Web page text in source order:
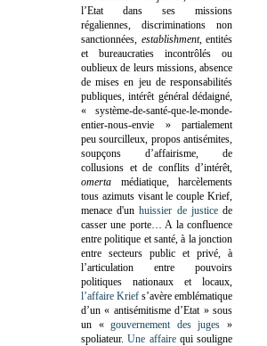
l’Etat dans ses missions
régaliennes, discriminations non
sanctionnées, establishment, entités
et bureaucraties incontrôlés ou
oublieux de leurs missions, absence
de mises en jeu de responsabilités
publiques, intérêt général dédaigné,
« système-de-santé-que-le-monde-
entier-nous-envie » partialement
peu sourcilleux, propos antisémites,
soupçons d’affairisme, de
collusions et de conflits d’intérêt,
omerta médiatique, harcèlements
tous azimuts visant le couple Krief,
menace d'unhuissier de justicede
casser une porte… A la confluence
entre politique et santé, à la jonction
entre secteurs public et privé, à
l’articulation entre pouvoirs
politiques nationaux et locaux,
l’affaire Krief s’avère emblématique
d’un « antisémitisme d’Etat » sous
un «gouvernement des juges »
spoliateur.Une affairequi souligne